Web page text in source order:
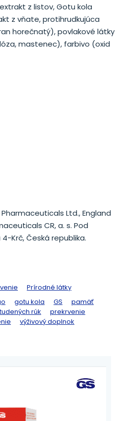
z listov, Gotu kola
z vňate, protihrudkujúca
horečnatý), povlakové látky
mastenec), farbivo (oxid
Ltd., England
CR, a. s. Pod
4-Krč, Česká republika.
Prírodné látky
gotu kola GS
pamäť
rúk
prekrvenie
výživový doplnok